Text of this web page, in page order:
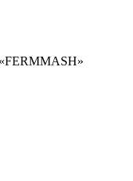
«FERMMASH»